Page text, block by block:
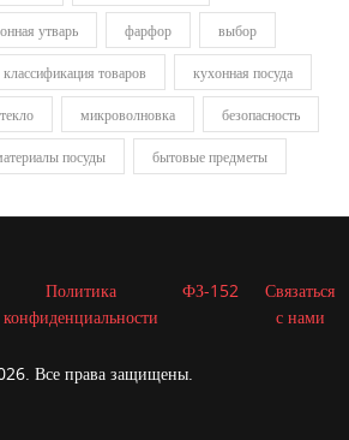
утварь фарфор выбор
классификация товаров кухонная посуда
микроволновка безопасность
посуды бытовые предметы
Политика
конфиденциальности
ФЗ-152
Связаться
с нами
Все права защищены.